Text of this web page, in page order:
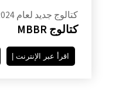
كتالوج جديد لعام 2024
كتالوج MBBR
اقرأ عبر الإنترنت |